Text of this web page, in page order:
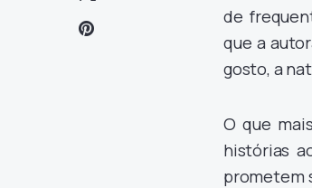
de
que a
gosto, a
O que
histórias
prometem